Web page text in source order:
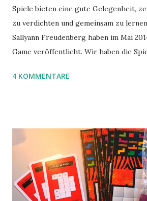
Spiele bieten eine gute Gelegenheit,
zu verdichten und gemeinsam zu
Sallyann Freudenberg haben im Mai
Game veröffentlicht. Wir haben die
benutzen wir Material aus Grzegorz
4 KOMMENTARE